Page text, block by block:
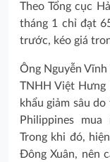
Theo Tổng cục
tháng 1 chỉ đạt
trước, kéo giá
Ông Nguyễn
TNHH Việt Hưng
khẩu giảm sâu
Philippines
Trong khi đó,
Đông Xuân, nên